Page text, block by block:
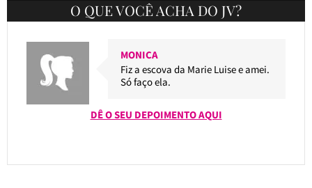
O QUE VOCÊ ACHA DO JV?
MONICA
Fiz a escova da Marie Luise e amei.
Só faço ela.
DÊ O SEU DEPOIMENTO AQUI